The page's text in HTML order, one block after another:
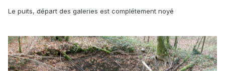
Le puits, départ des galeries est complétement noyé